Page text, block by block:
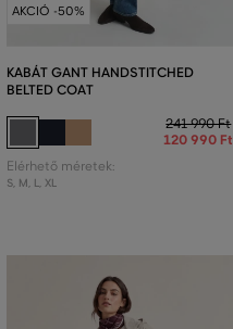
AKCIÓ -50%
KABÁT GANT HANDSTITCHED
BELTED COAT
241 990 Ft
120 990 Ft
Elérhető méretek:
S, M, L, XL